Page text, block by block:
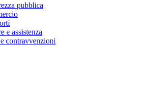
pubblica
e assistenza
contravvenzioni